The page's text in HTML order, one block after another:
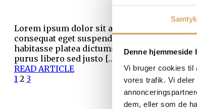
Denne hjemmeside
Vi bruger cookies til
vores trafik. Vi
dem, eller som de
Lorem ipsum dolor sit amet consectetur
consequat eget suspendisse potenti sed in
habitasse platea dictumst sed interdum
purus libero sed justo […]
READ ARTICLE
1 2 3